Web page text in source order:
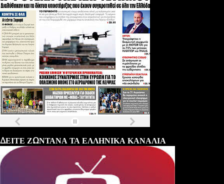
ΔΕΙΤΕ ΖΩΝΤΑΝΑ ΤΑ ΕΛΛΗΝΙΚΑ ΚΑΝΑΛΙΑ